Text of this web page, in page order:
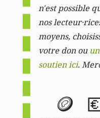
n'est possible
nos
moyens,
votre don ou
soutien ici.
🪙